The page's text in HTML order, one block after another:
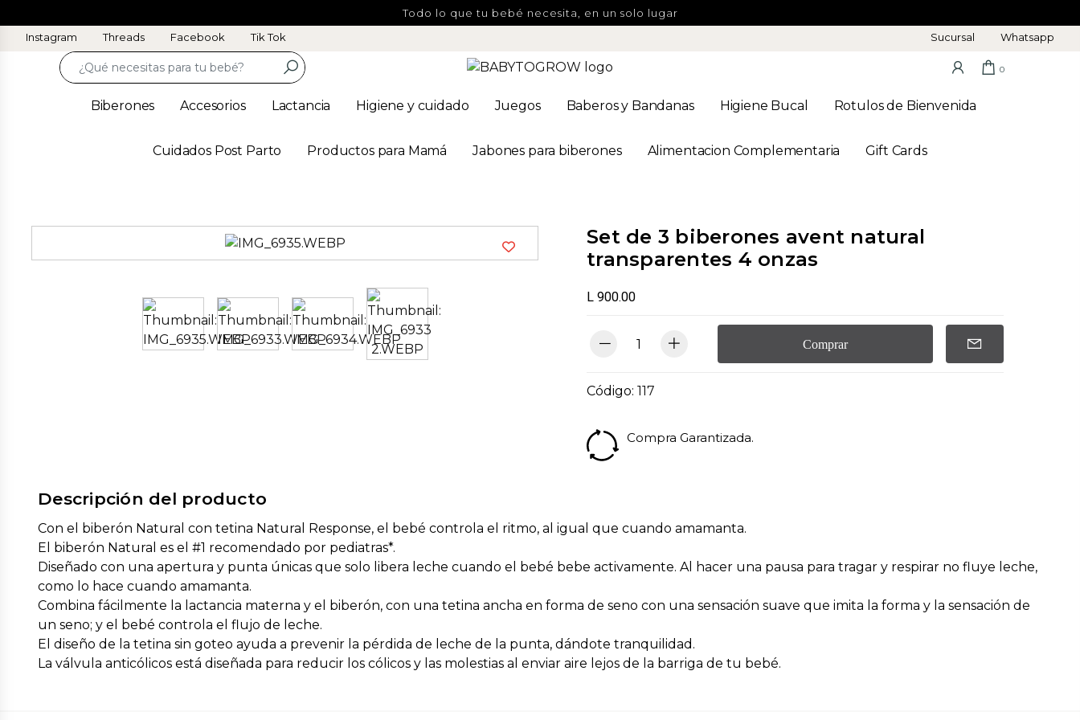
Todo lo que tu bebé necesita, en un solo lugar
Instagram
Threads Facebook Tik Tok Sucursal Whatsapp
0
Biberones Accesorios Lactancia Higiene y cuidado Juegos Baberos y Bandanas Higiene Bucal Rotulos de Bienvenida
Cuidados Post Parto Productos para Mamá Jabones para biberones Alimentacion Complementaria Gift Cards
Set de 3 biberones avent natural
transparentes 4 onzas
L 900.00
Comprar
Código: 117
Compra Garantizada.
Descripción del producto
Con el biberón Natural con tetina Natural Response, el bebé controla el ritmo, al igual que cuando amamanta.
El biberón Natural es el #1 recomendado por pediatras*.
Diseñado con una apertura y punta únicas que solo libera leche cuando el bebé bebe activamente. Al hacer una pausa para tragar y respirar no fluye leche,
como lo hace cuando amamanta.
Combina fácilmente la lactancia materna y el biberón, con una tetina ancha en forma de seno con una sensación suave que imita la forma y la sensación de
un seno; y el bebé controla el flujo de leche.
El diseño de la tetina sin goteo ayuda a prevenir la pérdida de leche de la punta, dándote tranquilidad.
La válvula anticólicos está diseñada para reducir los cólicos y las molestias al enviar aire lejos de la barriga de tu bebé.